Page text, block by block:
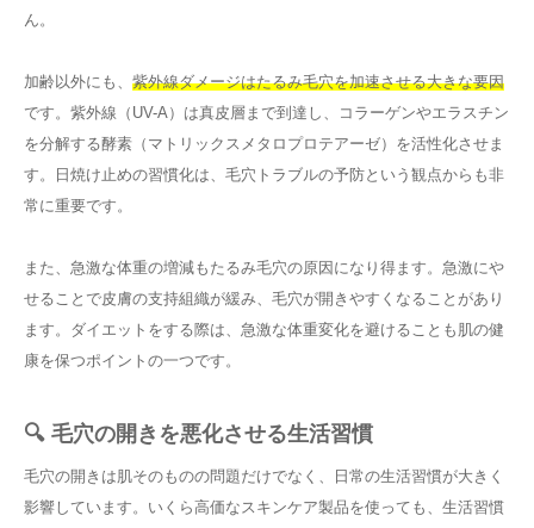
ん。
加齢以外にも、 紫外線ダメージはたるみ毛穴を加速させる大きな要因
です。紫外線（UV-A）は真皮層まで到達し、コラーゲンやエラスチン
を分解する酵素（マトリックスメタロプロテアーゼ）を活性化させま
す。日焼け止めの習慣化は、毛穴トラブルの予防という観点からも非
常に重要です。
また、急激な体重の増減もたるみ毛穴の原因になり得ます。急激にや
せることで皮膚の支持組織が緩み、毛穴が開きやすくなることがあり
ます。ダイエットをする際は、急激な体重変化を避けることも肌の健
康を保つポイントの一つです。
🔍 毛穴の開きを悪化させる生活習慣
毛穴の開きは肌そのものの問題だけでなく、日常の生活習慣が大きく
影響しています。いくら高価なスキンケア製品を使っても、生活習慣